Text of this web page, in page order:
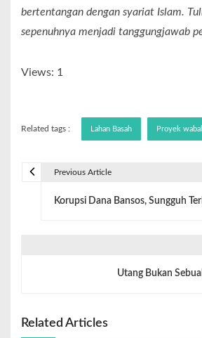
bertentangan dengan syariat Islam.
sepenuhnya menjadi tanggungjawab
Views: 1
Related tags : Lahan Basah Proyek
Previous Article
Korupsi Dana Bansos, Sungguh
Utang Bukan
Related Articles